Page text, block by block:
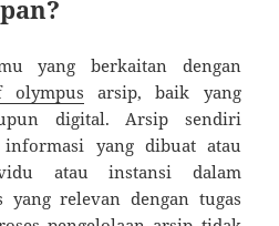
yang berkaitan dengan
olympus arsip, baik yang
digital. Arsip sendiri
yang dibuat atau
atau instansi dalam
yang relevan dengan tugas